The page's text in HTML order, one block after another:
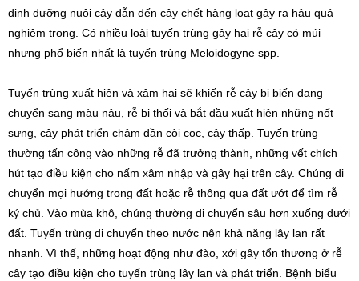
dinh dưỡng nuôi cây dẫn đến cây chết hàng loạt gây ra hậu quả
nghiêm trọng. Có nhiều loài tuyến trùng gây hại rễ cây có múi
nhưng phổ biến nhất là tuyến trùng Meloidogyne spp.
Tuyến trùng xuất hiện và xâm hại sẽ khiến rễ cây bị biến dạng
chuyển sang màu nâu, rễ bị thối và bắt đầu xuất hiện những nốt
sưng, cây phát triển chậm dần còi cọc, cây thấp. Tuyến trùng
thường tấn công vào những rễ đã trưởng thành, những vết chích
hút tạo điều kiện cho nấm xâm nhập và gây hại trên cây. Chúng di
chuyển mọi hướng trong đất hoặc rễ thông qua đất ướt để tìm rễ
ký chủ. Vào mùa khô, chúng thường di chuyển sâu hơn xuống dưới
đất. Tuyến trùng di chuyển theo nước nên khả năng lây lan rất
nhanh. Vì thế, những hoạt động như đào, xới gây tổn thương ở rễ
cây tạo điều kiện cho tuyến trùng lây lan và phát triển. Bệnh biểu